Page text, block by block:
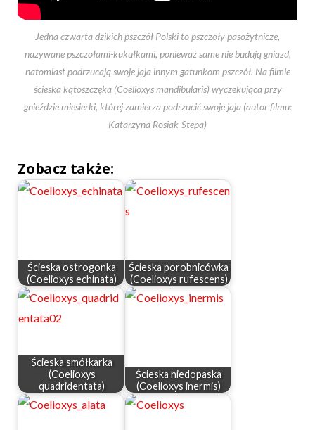
Jedna czwarta dzikich pszczół Polski to pszczoły pasożytnicze,
nazywane pszczołami-kukułkami, ponieważ same nie budują gniazd,
natomiast podrzucają swoje jaja innym gatunkom pszczół. Na filmie
ścieska kątoszczęka (Coelioxys mandibularis) wyczekująca przy
gnieździe miesierki, której zamierza podrzucić swoje jaja (autor filmu:
Katarzyna Rosiak-Stepa)
Zobacz także:
Ścieska ostrogonka
(Coelioxys echinata)
Ścieska porobnicówka
(Coelioxys rufescens)
Ścieska smółkarka
(Coelioxys
quadridentata)
Ścieska niedopaska
(Coelioxys inermis)